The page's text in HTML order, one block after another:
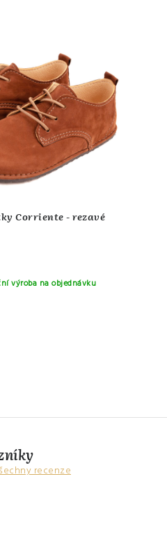
Corriente - rezavé
výroba na objednávku
recenze